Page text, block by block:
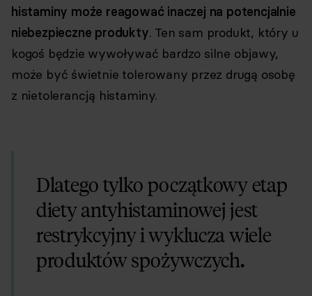
histaminy może reagować inaczej na potencjalnie
niebezpieczne produkty. Ten sam produkt, który u
kogoś będzie wywoływać bardzo silne objawy,
może być świetnie tolerowany przez drugą osobę
z nietolerancją histaminy.
Dlatego tylko początkowy etap
diety antyhistaminowej jest
restrykcyjny i wyklucza wiele
produktów spożywczych.